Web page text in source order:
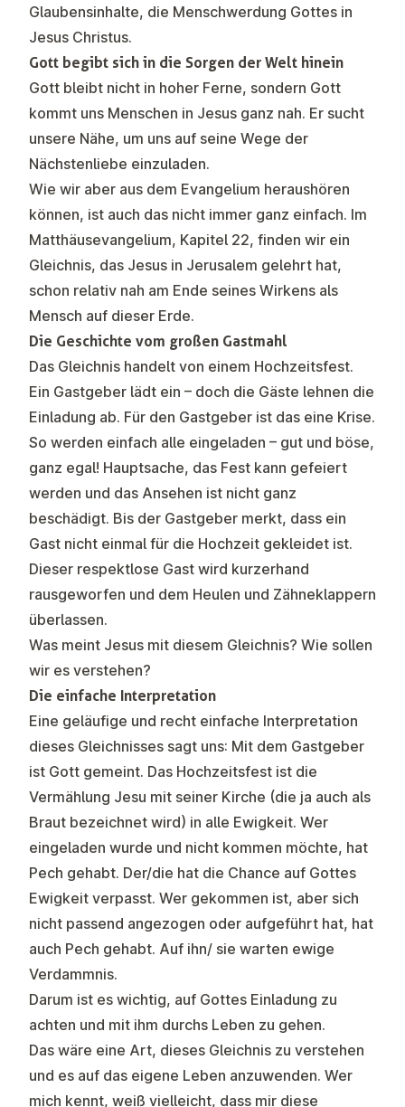
Glaubensinhalte, die Menschwerdung Gottes in
Jesus Christus.
Gott begibt sich in die Sorgen der Welt hinein
Gott bleibt nicht in hoher Ferne, sondern Gott
kommt uns Menschen in Jesus ganz nah. Er sucht
unsere Nähe, um uns auf seine Wege der
Nächstenliebe einzuladen.
Wie wir aber aus dem Evangelium heraushören
können, ist auch das nicht immer ganz einfach. Im
Matthäusevangelium, Kapitel 22, finden wir ein
Gleichnis, das Jesus in Jerusalem gelehrt hat,
schon relativ nah am Ende seines Wirkens als
Mensch auf dieser Erde.
Die Geschichte vom großen Gastmahl
Das Gleichnis handelt von einem Hochzeitsfest.
Ein Gastgeber lädt ein – doch die Gäste lehnen die
Einladung ab. Für den Gastgeber ist das eine Krise.
So werden einfach alle eingeladen – gut und böse,
ganz egal! Hauptsache, das Fest kann gefeiert
werden und das Ansehen ist nicht ganz
beschädigt. Bis der Gastgeber merkt, dass ein
Gast nicht einmal für die Hochzeit gekleidet ist.
Dieser respektlose Gast wird kurzerhand
rausgeworfen und dem Heulen und Zähneklappern
überlassen.
Was meint Jesus mit diesem Gleichnis? Wie sollen
wir es verstehen?
Die einfache Interpretation
Eine geläufige und recht einfache Interpretation
dieses Gleichnisses sagt uns: Mit dem Gastgeber
ist Gott gemeint. Das Hochzeitsfest ist die
Vermählung Jesu mit seiner Kirche (die ja auch als
Braut bezeichnet wird) in alle Ewigkeit. Wer
eingeladen wurde und nicht kommen möchte, hat
Pech gehabt. Der/die hat die Chance auf Gottes
Ewigkeit verpasst. Wer gekommen ist, aber sich
nicht passend angezogen oder aufgeführt hat, hat
auch Pech gehabt. Auf ihn/ sie warten ewige
Verdammnis.
Darum ist es wichtig, auf Gottes Einladung zu
achten und mit ihm durchs Leben zu gehen.
Das wäre eine Art, dieses Gleichnis zu verstehen
und es auf das eigene Leben anzuwenden. Wer
mich kennt, weiß vielleicht, dass mir diese